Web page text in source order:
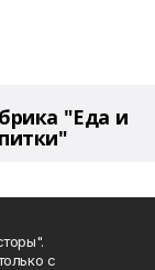
"Еда и
с